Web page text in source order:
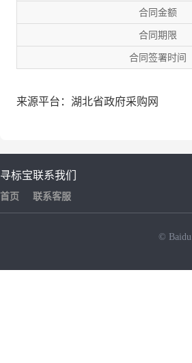
合同金额
合同期限
合同签署时间
来源平台：湖北省政府采购网
寻标宝
首页
联系我们
联系客服
© Baidu